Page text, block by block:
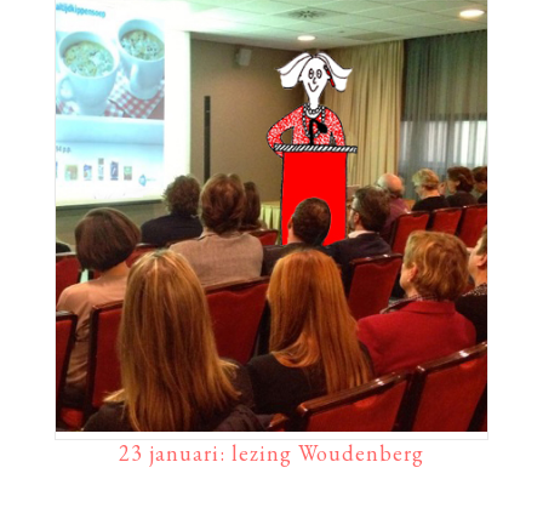
23 januari: lezing Woudenberg